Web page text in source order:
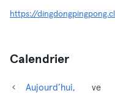
https://
Calendrier
Aujourd’hui,
ve